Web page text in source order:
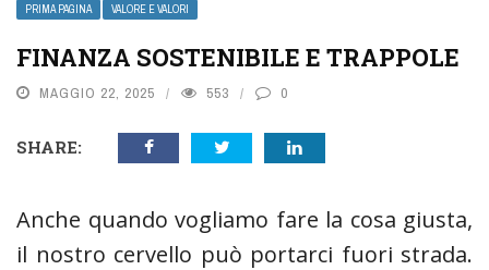
PRIMA PAGINA VALORE E VALORI
FINANZA SOSTENIBILE E TRAPPOLE
MAGGIO 22, 2025 553 0
SHARE:
Anche quando vogliamo fare la cosa giusta,
il nostro cervello può portarci fuori strada.